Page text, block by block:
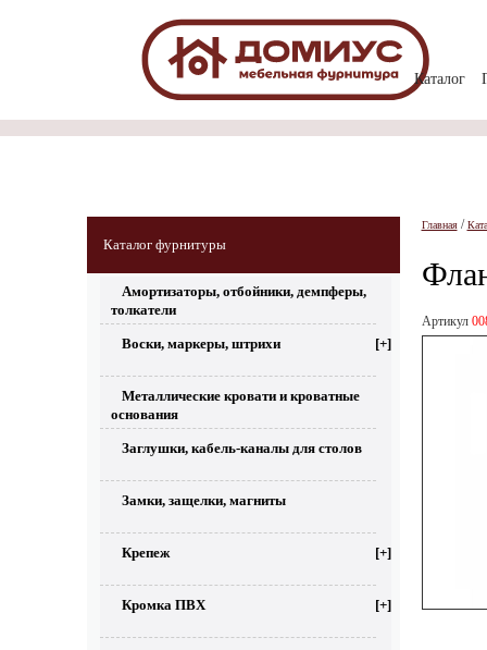
Каталог
Каталог фурнитуры
Амортизаторы, отбойники, демпферы,
толкатели
Воски, маркеры, штрихи [+]
Металлические кровати и кроватные
основания
Заглушки, кабель-каналы для столов
Замки, защелки, магниты
Крепеж [+]
Кромка ПВХ [+]
Главная/
Артикул